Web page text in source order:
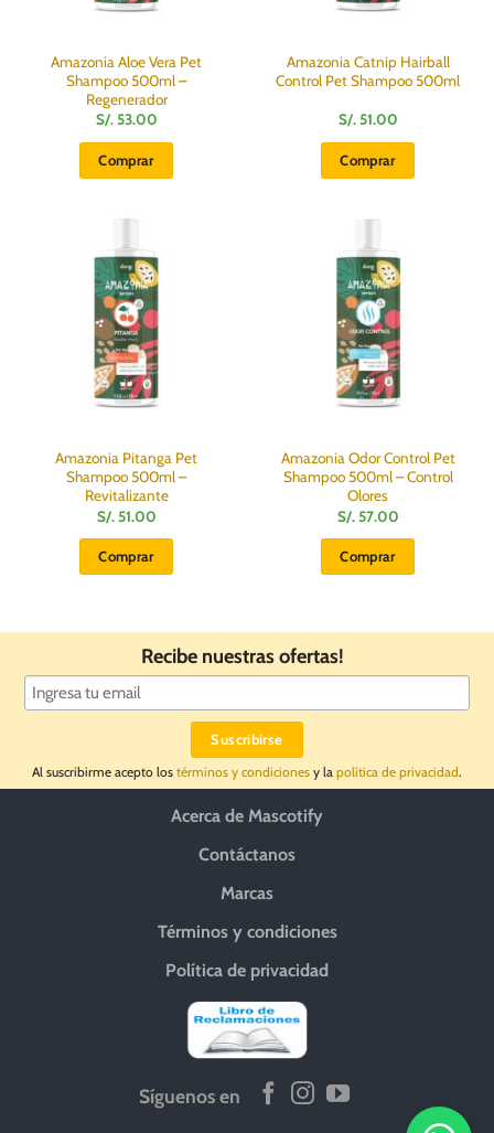
Amazonia Aloe Vera Pet
Shampoo 500ml –
Regenerador
S/.53.00
Comprar
Amazonia Catnip Hairball
Control Pet Shampoo 500ml
S/.51.00
Comprar
Amazonia Pitanga Pet
Shampoo 500ml –
Revitalizante
S/. 51.00
Comprar
Amazonia Odor Control Pet
Shampoo 500ml – Control
Olores
S/. 57.00
Comprar
Recibe nuestras ofertas!
Al suscribirme acepto los términos y condiciones y la política de privacidad.
Acerca de Mascotify
Contáctanos
Marcas
Términos y condiciones
Política de privacidad
Síguenos en